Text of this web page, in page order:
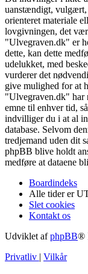
uanstændigt, vulgært,
orienteret materiale
lovgivningen, det
"Ulvegraven.dk" er
dette, kan dette
udelukket, med
vurderer det
give mulighed for at
"Ulvegraven.dk" har
emne til enhver tid,
indvilliger du i at al
database. Selvom
tredjemand uden dit
phpBB blive holdt
medføre at dataene
Boardindeks
Alle tider er
Slet cookies
Kontakt os
Udviklet afphpBB®
Privatliv | Vilkår